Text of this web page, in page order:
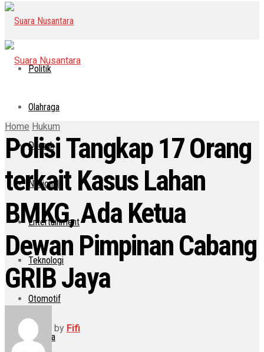
Politik
Olahraga
Daerah
Nasional
Entertainment
Teknologi
Otomotif
Lainnya
Home Hukum
Polisi Tangkap 17 Orang
terkait Kasus Lahan
BMKG, Ada Ketua
Dewan Pimpinan Cabang
GRIB Jaya
by Fifi